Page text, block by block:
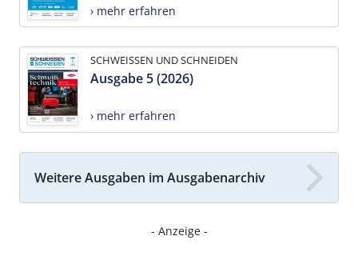
› mehr erfahren
SCHWEISSEN UND SCHNEIDEN
Ausgabe 5 (2026)
› mehr erfahren
Weitere Ausgaben im Ausgabenarchiv
- Anzeige -